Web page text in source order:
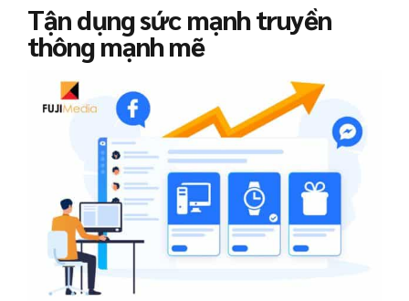
Tận dụng sức mạnh truyền
thông mạnh mẽ